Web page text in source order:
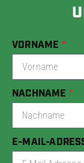
VORNAME
NACHNAME
E-MAIL-